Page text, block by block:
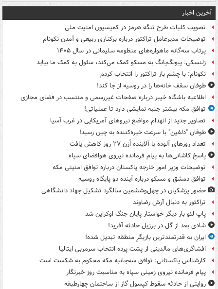
آخرین اخبار
تصویب کلیات طرح تنگه هرمز در کمیسیون امنیت ملی
توضیحات مدیرعامل تراکتور درباره برکناری ربیعی و آمدن نکونام
پرتاب سه‌گانه ماهواره‌های منظومه سلیمانی در سال ۱۴۰۵
زلنسکی: پیونگ‌یانگ به مسکو کمک می‌کند، سئول به کمک ما بیاید
نکونام: با چشم باز تراکتور را انتخاب کردم
طوفان سقف خانه‌ها را در روسیه از جا ‌کند!
اطلاعیه باشگاه خیبر درباره صفحات غیررسمی و منتسب در فضای مجازی
توافق مکه بیشتر جنبه نمایشی دارد تا عملیاتی!
تصاویر جدید از انهدام مواضع نیروهای آمریکایی در غرب آسیا
طوفان "دلفین" با سرعت خیره‌کننده به چین رسید!
تعداد روزهای آلوده با آلاینده اُزن ۲۷ روز کاهش یافت
پاسخ کاشانی‌ها به پیام فرمانده نیروی هوافضای سپاه
توضیحات وزیر امور خارجه پاکستان درباره توافق امنیتی مکه
توافق دمشق و مسکو درباره آینده دو پایگاه روسیه
حضور پزشکیان در چهل‌وششمین سالگرد تشکیل جهاد دانشگاهی
تراکتور به دنبال آرش رضاوند
پاپ لئو بار دیگر خواستار پایان جنگ اوکراین شد
شادی بعد از گل در برزیل حادثه آفرید!
ایران به قدرتمندترین بازیگرِ منطقه تبدیل شده!
افشاگری‌های مالدینی از پشت پرده انتخاب سرمربی ایتالیا
کارشناس پاکستانی: توافق سه‌جانبه مکه محکوم به شکست است
پیام فرمانده نیروی زمینی سپاه به مناسبت روز خبرنگار
روایتی از حادثه سقوط کپسول گاز از ساختمان چهارطبقه